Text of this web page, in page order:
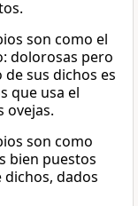
son como el
dolorosas pero
sus dichos es
que usa el
ovejas.
son como
bien puestos
dichos, dados